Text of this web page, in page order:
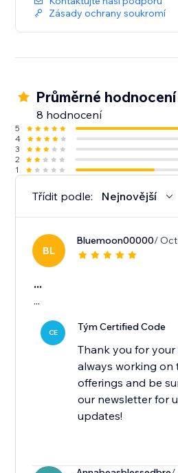
Zásady ochrany soukromí
Průměrné hodnocení
8 hodnocení
5
4
3
2
1
Třídit podle: Nejnovější
BL
Bluemoon00000/ Oct
...
...
CE Tým Certified Code
Thank you for your
always working
offerings and be
our newsletter for
updates!